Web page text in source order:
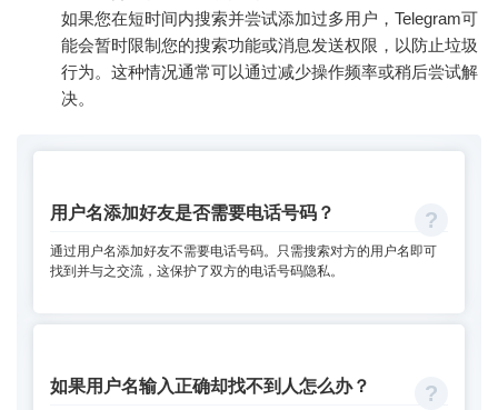
如果您在短时间内搜索并尝试添加过多用户，Telegram可
能会暂时限制您的搜索功能或消息发送权限，以防止垃圾
行为。这种情况通常可以通过减少操作频率或稍后尝试解
决。
用户名添加好友是否需要电话号码？
通过用户名添加好友不需要电话号码。只需搜索对方的用户名即可
找到并与之交流，这保护了双方的电话号码隐私。
如果用户名输入正确却找不到人怎么办？